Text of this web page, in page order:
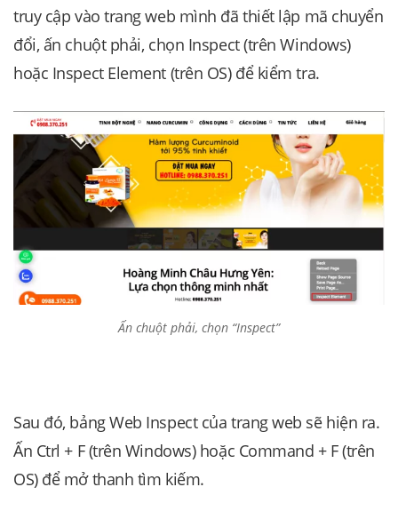
truy cập vào trang web mình đã thiết lập mã chuyển
đổi, ấn chuột phải, chọn Inspect (trên Windows)
hoặc Inspect Element (trên OS) để kiểm tra.
Ấn chuột phải, chọn “Inspect”
Sau đó, bảng Web Inspect của trang web sẽ hiện ra.
Ấn Ctrl + F (trên Windows) hoặc Command + F (trên
OS) để mở thanh tìm kiếm.